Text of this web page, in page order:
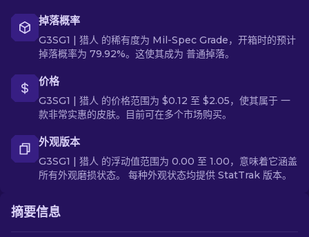
掉落概率
G3SG1 | 猎人 的稀有度为 Mil-Spec Grade，开箱时的预计
掉落概率为 79.92%。这使其成为 普通掉落。
价格
G3SG1 | 猎人 的价格范围为 $0.12 至 $2.05，使其属于 一
款非常实惠的皮肤。目前可在多个市场购买。
外观版本
G3SG1 | 猎人 的浮动值范围为 0.00 至 1.00，意味着它涵盖
所有外观磨损状态。 每种外观状态均提供 StatTrak 版本。
摘要信息